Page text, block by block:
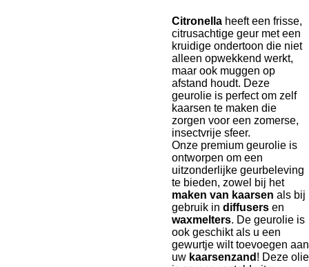
Citronella heeft een frisse,
citrusachtige geur met een
kruidige ondertoon die niet
alleen opwekkend werkt,
maar ook muggen op
afstand houdt. Deze
geurolie is perfect om zelf
kaarsen te maken die
zorgen voor een zomerse,
insectvrije sfeer.
Onze premium geurolie is
ontworpen om een
uitzonderlijke geurbeleving
te bieden, zowel bij het
maken van kaarsen als bij
gebruik in diffusers en
waxmelters. De geurolie is
ook geschikt als u een
gewurtje wilt toevoegen aan
uw kaarsenzand ! Deze olie